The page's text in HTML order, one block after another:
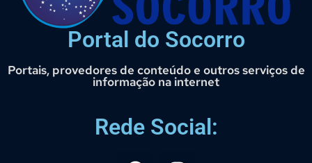
Portal do Socorro
Portais, provedores de conteúdo e outros serviços de
informação na internet
Rede Social: